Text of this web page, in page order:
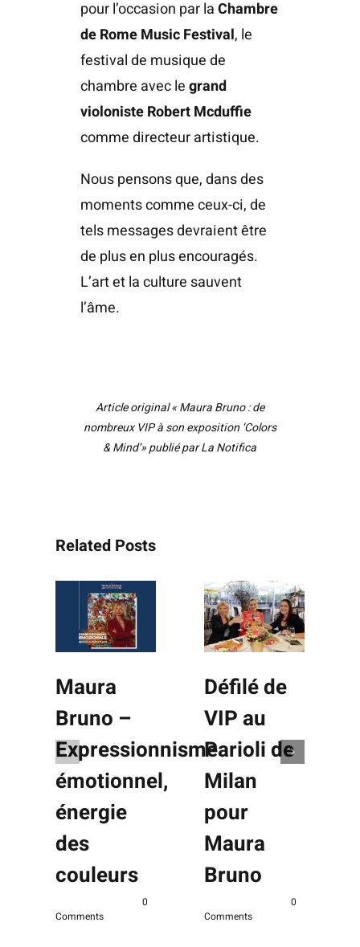
pour l’occasion par laChambre
de Rome Music Festival, le
festival de musique de
chambre avec legrand
violoniste Robert Mcduffie
comme directeur artistique.
Nous pensons que, dans des
moments comme ceux-ci, de
tels messages devraient être
de plus en plus encouragés.
L’art et la culture sauvent
l’âme.
Article original «Maura Bruno : de
nombreux VIP à son exposition ‘Colors
& Mind’» publié par La Notifica
Related Posts
Maura
Bruno –
Expressionnisme
émotionnel,
énergie
des
couleurs
0
Comments
Défilé de
VIP au
Parioli de
Milan
pour
Maura
Bruno
0
Comments